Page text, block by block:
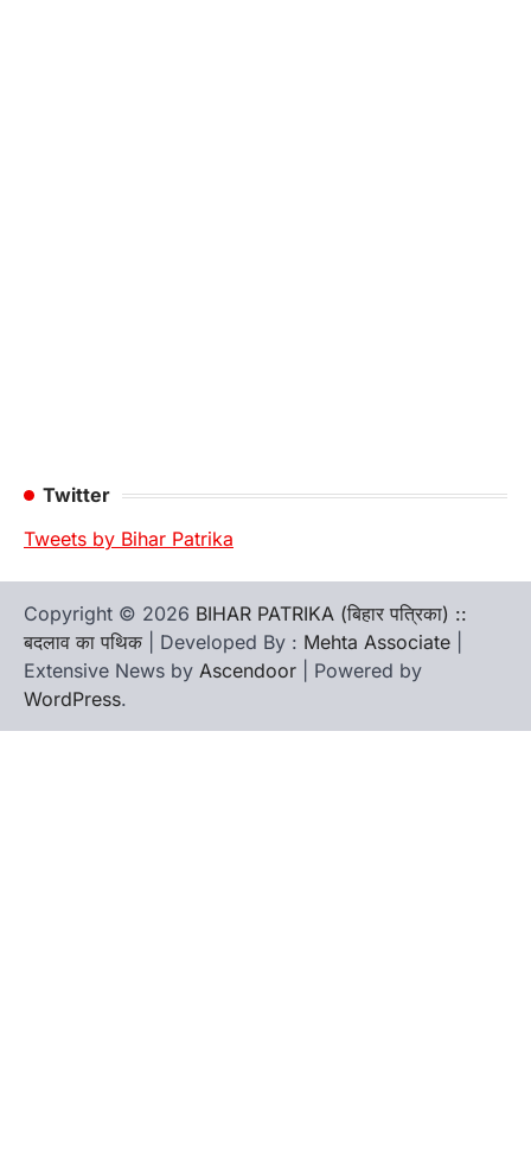
Twitter
Tweets by Bihar Patrika
Copyright © 2026 BIHAR PATRIKA (बिहार पत्रिका) ::
बदलाव का पथिक | Developed By : Mehta Associate
Extensive News by Ascendoor | Powered by
WordPress.